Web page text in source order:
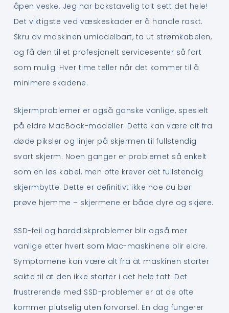
åpen veske. Jeg har bokstavelig talt sett det hele!
Det viktigste ved væskeskader er å handle raskt.
Skru av maskinen umiddelbart, ta ut strømkabelen,
og få den til et profesjonelt servicesenter så fort
som mulig. Hver time teller når det kommer til å
minimere skadene.
Skjermproblemer er også ganske vanlige, spesielt
på eldre MacBook-modeller. Dette kan være alt fra
døde piksler og linjer på skjermen til fullstendig
svart skjerm. Noen ganger er problemet så enkelt
som en løs kabel, men ofte krever det fullstendig
skjermbytte. Dette er definitivt ikke noe du bør
prøve hjemme – skjermene er både dyre og skjøre.
SSD-feil og harddiskproblemer blir også mer
vanlige etter hvert som Mac-maskinene blir eldre.
Symptomene kan være alt fra at maskinen starter
sakte til at den ikke starter i det hele tatt. Det
frustrerende med SSD-problemer er at de ofte
kommer plutselig uten forvarsel. En dag fungerer